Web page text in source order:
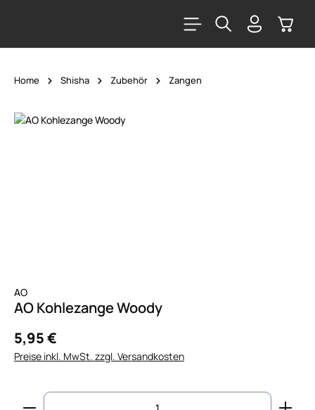
Home Shisha Zubehör Zangen
Bildergalerie überspringen
AO
AO Kohlezange Woody
5,95 €
Preise inkl. MwSt. zzgl. Versandkosten
Produkt Anzahl: Gib den gewünschten Wert